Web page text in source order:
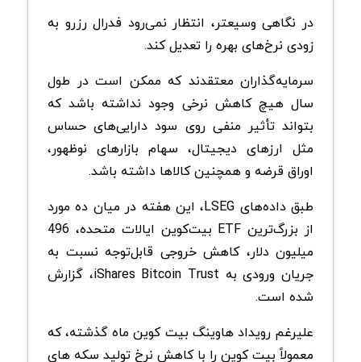
در نگاهی وسیعتر، انتظار نمی‌رود فدرال رزرو به
زودی نرخ‌های بهره را تعدیل کند.
سرمایه‌گذاران معتقدند که ممکن است در طول
سال هیچ کاهش نرخی وجود نداشته باشد که
بتواند تأثیر منفی روی سود دارایی‌های حساس
مثل ارزهای دیجیتال، سهام بازارهای نوظهور،
اوراق قرضه و همچنین کالاها داشته باشد.
طبق داده‌های LSEG، این هفته در میان ده مورد
از بزرگ‌ترین ETF بیت‌کوین ایالات متحده، 496
میلیون دلار، کاهش خروجی قابل‌توجه نسبت به
جریان ورودی به iShares Bitcoin Trust، گزارش
شده است.
علیرغم رویداد هاوینگ بیت کوین ماه گذشته، که
معمولاً بیت کوین را با کاهش نرخ تولید سکه های